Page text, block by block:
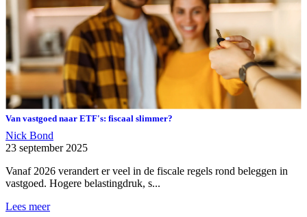
Van vastgoed naar ETF's: fiscaal slimmer?
Nick Bond
23 september 2025
Vanaf 2026 verandert er veel in de fiscale regels rond beleggen in
vastgoed. Hogere belastingdruk, s...
Lees meer